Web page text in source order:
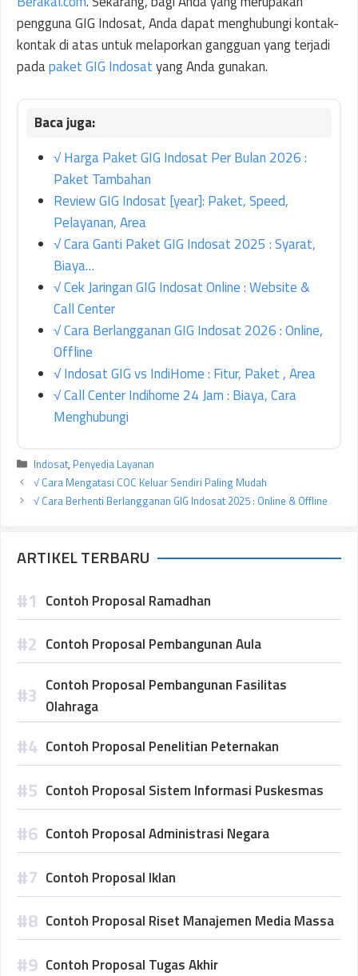
pengguna GIG Indosat, Anda dapat menghubungi kontak-
kontak di atas untuk melaporkan gangguan yang terjadi
padapaket GIG Indosatyang Anda gunakan.
√ Harga Paket GIG Indosat Per Bulan 2026 :
Paket Tambahan
Review GIG Indosat [year]: Paket, Speed,
Pelayanan, Area
√ Cara Ganti Paket GIG Indosat 2025 : Syarat,
Biaya…
√ Cek Jaringan GIG Indosat Online : Website &
Call Center
√ Cara Berlangganan GIG Indosat 2026 : Online,
Offline
√ Indosat GIG vs IndiHome : Fitur, Paket , Area
√ Call Center Indihome 24 Jam : Biaya, Cara
Menghubungi
Kategori
Indosat, Penyedia Layanan
√ Cara Mengatasi COC Keluar Sendiri Paling Mudah
√ Cara Berhenti Berlangganan GIG Indosat 2025 : Online & Offline
ARTIKEL TERBARU
Contoh Proposal Ramadhan
Contoh Proposal Pembangunan Aula
Contoh Proposal Pembangunan Fasilitas
Olahraga
Contoh Proposal Penelitian Peternakan
Contoh Proposal Sistem Informasi Puskesmas
Contoh Proposal Administrasi Negara
Contoh Proposal Iklan
Contoh Proposal Riset Manajemen Media Massa
Contoh Proposal Tugas Akhir